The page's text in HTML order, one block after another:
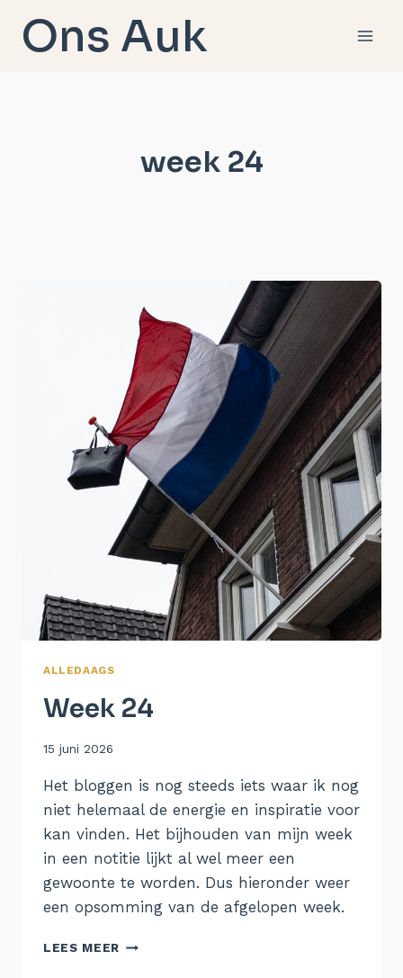
naarOns Auk
week 24
ALLEDAAGS
Week 24
Door
15 juni 2026
Het bloggen is nog steeds iets waar ik nog
niet helemaal de energie en inspiratie voor
kan vinden. Het bijhouden van mijn week
in een notitie lijkt al wel meer een
gewoonte te worden. Dus hieronder weer
een opsomming van de afgelopen week.
LEES MEER WEEK